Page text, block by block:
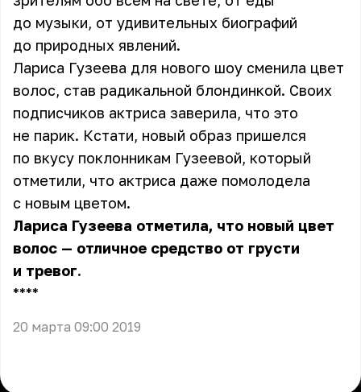
до музыки, от удивительных биографий
до природных явлений.
Лариса Гузеева для нового шоу сменила цвет
волос, став радикальной блондинкой. Своих
подписчиков актриса заверила, что это
не парик. Кстати, новый образ пришелся
по вкусу поклонникам Гузеевой, который
отметили, что актриса даже помолодела
с новым цветом.
Лариса Гузеева отметила, что новый цвет
волос — отличное средство от грусти
и тревог.
** **
20 марта 09:00 2019